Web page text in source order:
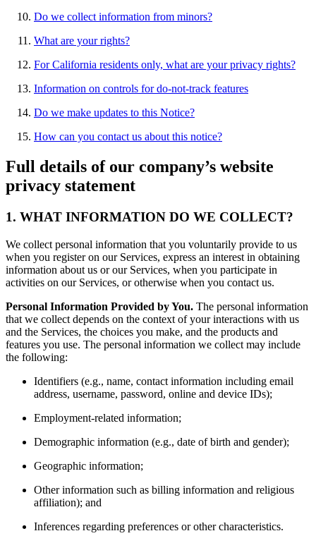
Do we collect information from minors?
What are your rights?
For California residents only, what are your privacy rights?
Information on controls for do-not-track features
Do we make updates to this Notice?
How can you contact us about this notice?
Full details of our company’s website
privacy statement
1. WHAT INFORMATION DO WE COLLECT?
We collect personal information that you voluntarily provide to us
when you register on our Services, express an interest in obtaining
information about us or our Services, when you participate in
activities on our Services, or otherwise when you contact us.
Personal Information Provided by You. The personal information
that we collect depends on the context of your interactions with us
and the Services, the choices you make, and the products and
features you use. The personal information we collect may include
the following:
Identifiers (e.g., name, contact information including email
address, username, password, online and device IDs);
Employment-related information;
Demographic information (e.g., date of birth and gender);
Geographic information;
Other information such as billing information and religious
affiliation); and
Inferences regarding preferences or other characteristics.